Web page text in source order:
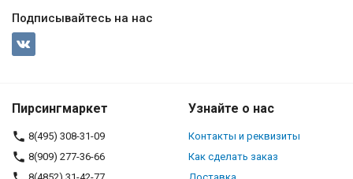
Подписывайтесь на нас
Пирсингмаркет
8(495) 308-31-09
8(909) 277-36-66
Узнайте о нас
Контакты и реквизиты
Как сделать заказ